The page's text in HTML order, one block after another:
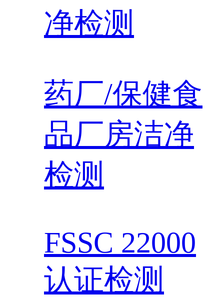
净检测
药厂/保健食
品厂房洁净
检测
FSSC 22000
认证检测